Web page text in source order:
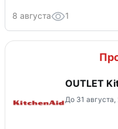
8 августа 1
OUTLET
До 31 августа,